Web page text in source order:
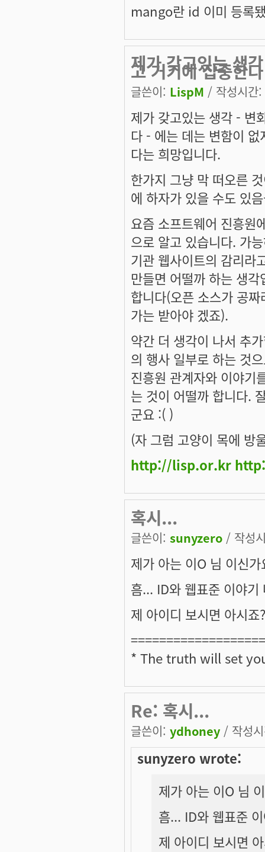
mango란 id 이미 등록
제가 갖고있는 생
고 거기에 집중한다
글쓴이: LispM / 작성시
제가 갖고있는 생각 - 변
다 - 에는 데는 변함이
다는 희망입니다.
한가지 그냥 막 떠오른
에 하자가 있을 수도 있
요즘 소프트웨어 진흥원
으로 알고 있습니다. 가
기관 웹사이트의 감리라
만들면 어떨까 하는 생
합니다(오픈 소스가 공
가는 받아야 겠죠).
약간 더 생각이 나서 추
의 행사 일부로 하는 것
진흥원 관계자와 이야기
는 것이 어떨까 합니다.
군요 :( )
(자 그럼 고양이 목에 방
http://lisp.or.kr
혹시...
글쓴이: sunyzero / 작성
제가 아는 이O 님 이신가
흠... ID와 웹표준 이야
제 아이디 보시면 아시
* The truth will set
Re: 혹시...
글쓴이: ydhoney / 작성
sunyzero wrote:
제가 아는 이O 님
흠... ID와 웹표준
제 아이디 보시면